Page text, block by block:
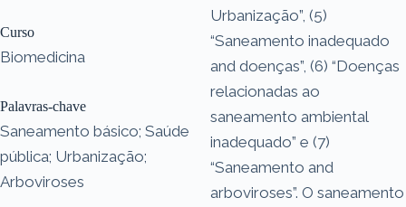
Curso
Biomedicina
Palavras-chave
Saneamento básico; Saúde
pública; Urbanização;
Arboviroses
Urbanização”, (5)
“Saneamento inadequado
and doenças”, (6) “Doenças
relacionadas ao
saneamento ambiental
inadequado” e (7)
“Saneamento and
arboviroses”. O saneamento